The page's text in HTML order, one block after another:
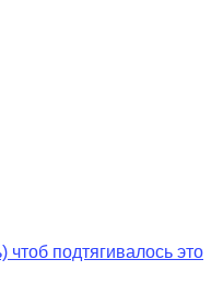
подтягивалось это